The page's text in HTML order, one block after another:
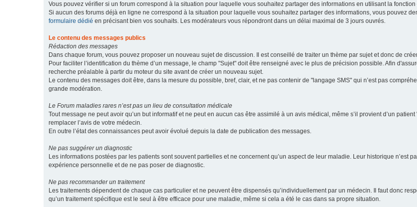
Vous pouvez vérifier si un forum correspond à la situation pour laquelle vous souhaitez partager des informations en utilisant la fonction
Si aucun des forums déjà en ligne ne correspond à la situation pour laquelle vous souhaitez partager des informations, vous pouvez
formulaire dédié en précisant bien vos souhaits. Les modérateurs vous répondront dans un délai maximal de 3 jours ouvrés.
Le contenu des messages publics
Rédaction des messages
Dans chaque forum, vous pouvez proposer un nouveau sujet de discussion. Il est conseillé de traiter un thème par sujet et donc de
Pour faciliter l’identification du thème d’un message, le champ "Sujet" doit être renseigné avec le plus de précision possible. Afin
recherche préalable à partir du moteur du site avant de créer un nouveau sujet.
Le contenu des messages doit être, dans la mesure du possible, bref, clair, et ne pas contenir de "langage SMS" qui n’est pas
grande modération.
Le Forum maladies rares n’est pas un lieu de consultation médicale
Tout message ne peut avoir qu’un but informatif et ne peut en aucun cas être assimilé à un avis médical, même s’il provient d’un
remplacer l’avis de votre médecin.
En outre l’état des connaissances peut avoir évolué depuis la date de publication des messages.
Ne pas suggérer un diagnostic
Les informations postées par les patients sont souvent partielles et ne concernent qu’un aspect de leur maladie. Leur historique n’est
expérience personnelle et de ne pas poser de diagnostic.
Ne pas recommander un traitement
Les traitements dépendent de chaque cas particulier et ne peuvent être dispensés qu’individuellement par un médecin. Il faut donc
qu’un traitement spécifique est le seul à être efficace pour une maladie, même si cela a été le cas dans sa propre situation.